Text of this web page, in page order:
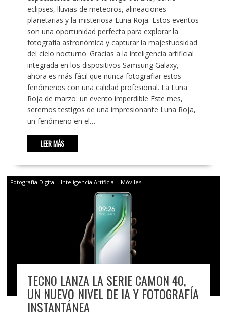
eclipses, lluvias de meteoros, alineaciones
planetarias y la misteriosa Luna Roja. Estos eventos
son una oportunidad perfecta para explorar la
fotografía astronómica y capturar la majestuosidad
del cielo nocturno. Gracias a la inteligencia artificial
integrada en los dispositivos Samsung Galaxy,
ahora es más fácil que nunca fotografiar estos
fenómenos con una calidad profesional. La Luna
Roja de marzo: un evento imperdible Este mes,
seremos testigos de una impresionante Luna Roja,
un fenómeno en el…
LEER MÁS
Fotografía Digital Inteligencia Artificial Móviles
TECNO LANZA LA SERIE CAMON 40,
UN NUEVO NIVEL DE IA Y FOTOGRAFÍA
INSTANTÁNEA